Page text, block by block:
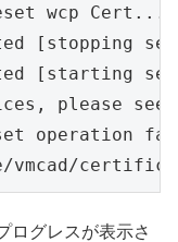
wcp Cert...]
[stopping
[starting
please
operation
vmcad/
ログレスが表示さ